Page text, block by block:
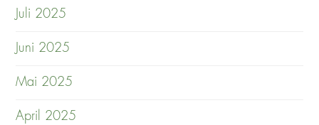
Juli 2025
Juni 2025
Mai 2025
April 2025